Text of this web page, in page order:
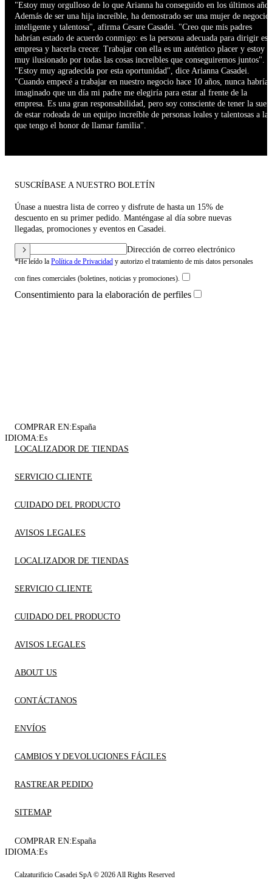
"Estoy muy orgulloso de lo que Arianna ha conseguido en los últimos
Además de ser una hija increíble, ha demostrado ser una mujer de negocios
inteligente y talentosa", afirma Cesare Casadei. "Creo que mis padres
habrían estado de acuerdo conmigo: es la persona adecuada para dirigir
empresa y hacerla crecer. Trabajar con ella es un auténtico placer y estoy
muy ilusionado por todas las cosas increíbles que conseguiremos juntos".
"Estoy muy agradecida por esta oportunidad", dice Arianna Casadei.
"Cuando empecé a trabajar en nuestro negocio hace 10 años, nunca habría
imaginado que un día mi padre me elegiría para estar al frente de la
empresa. Es una gran responsabilidad, pero soy consciente de tener la
de estar rodeada de un equipo increíble de personas leales y talentosas a las
que tengo el honor de llamar familia".
SUSCRÍBASE A NUESTRO BOLETÍN
Únase a nuestra lista de correo y disfrute de hasta un 15% de
descuento en su primer pedido. Manténgase al día sobre nuevas
llegadas, promociones y eventos en Casadei.
Dirección de correo electrónico
*He leído la Política de Privacidad y autorizo el tratamiento de mis datos personales
con fines comerciales (boletines, noticias y promociones).
Consentimiento para la elaboración de perfiles
COMPRAR EN:España
IDIOMA:Es
LOCALIZADOR DE TIENDAS
SERVICIO CLIENTE
CUIDADO DEL PRODUCTO
AVISOS LEGALES
LOCALIZADOR DE TIENDAS
SERVICIO CLIENTE
CUIDADO DEL PRODUCTO
AVISOS LEGALES
ABOUT US
CONTÁCTANOS
ENVÍOS
CAMBIOS Y DEVOLUCIONES FÁCILES
RASTREAR PEDIDO
SITEMAP
COMPRAR EN:España
IDIOMA:Es
Calzaturificio Casadei SpA © 2026 All Rights Reserved